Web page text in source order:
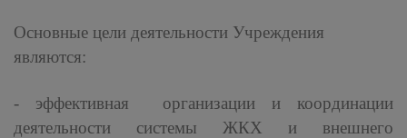
Основные цели деятельности Учреждения
являются:
- эффективная организации и координации
деятельности системы ЖКХ и внешнего